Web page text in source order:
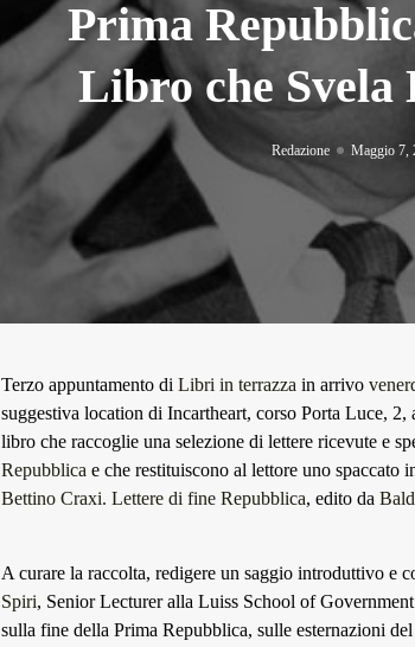
Prima
Libro che Svela
Redazione Maggio 7,
Terzo appuntamento di Libri in terrazza in arrivo
suggestiva location di Incartheart, corso Porta Luce, 2,
libro che raccoglie una selezione di lettere ricevute e
Repubblica e che restituiscono al lettore uno
Bettino Craxi. Lettere di fine Repubblica, edito da
A curare la raccolta, redigere un saggio introduttivo e
Spiri, Senior Lecturer alla Luiss School of
sulla fine della Prima Repubblica, sulle esternazioni